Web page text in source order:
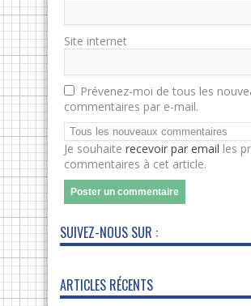
Site internet
Prévenez-moi de tous les
commentaires par e-mail.
Je souhaite recevoir par email les
commentaires à cet article.
SUIVEZ-NOUS SUR :
ARTICLES RÉCENTS